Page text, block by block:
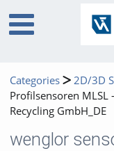
Categories 2D/3D
Profilsensoren
Recycling GmbH_DE